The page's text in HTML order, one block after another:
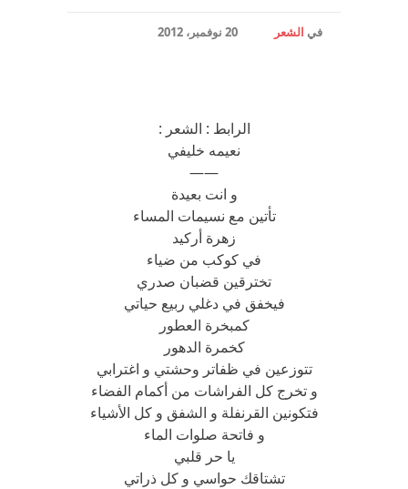
في الشعر 20 نوفمبر، 2012
الرابط : الشعر :
نعيمه خليفي
——
و انت بعيدة
تأتين مع نسيمات المساء
زهرة أركيد
في كوكب من ضياء
تخترقين قضبان صدري
فيخفق في دغلي ربيع حياتي
كمبخرة العطور
كخمرة الدهور
تتوزعين في ظفاتر وحشتي و اغترابي
و تخرج كل الفراشات من أكمام الفضاء
فتكونين القرنفلة و الشفق و كل الأشياء
و فاتحة صلوات الماء
يا حر قلبي
تشتاقك حواسي و كل ذراتي